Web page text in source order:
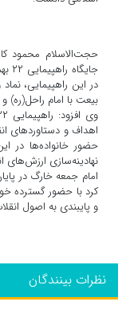
حجت‌الاسلام محمود
در این راهپیمایی،
بیعت با امام
اهداف و دستاوردهای
حضور خانواده‌ها در
نهادینه‌سازی ارزش‌های
امام جمعه خارگ در
و پایبندی به اصول
نظرات بینندگان